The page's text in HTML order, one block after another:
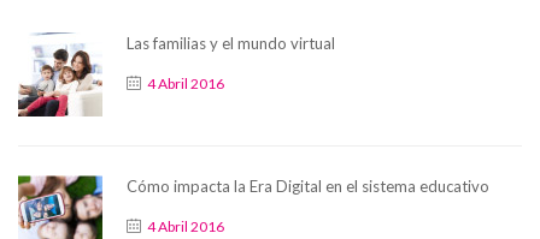
Las familias y el mundo virtual
4 Abril 2016
Cómo impacta la Era Digital en el sistema educativo
4 Abril 2016